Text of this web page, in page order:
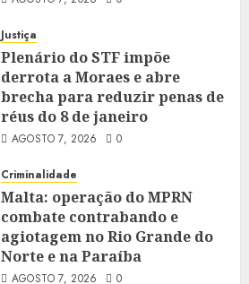
Justiça
Plenário do STF impõe
derrota a Moraes e abre
brecha para reduzir penas de
réus do 8 de janeiro
AGOSTO 7, 2026 0
Criminalidade
Malta: operação do MPRN
combate contrabando e
agiotagem no Rio Grande do
Norte e na Paraíba
AGOSTO 7, 2026 0